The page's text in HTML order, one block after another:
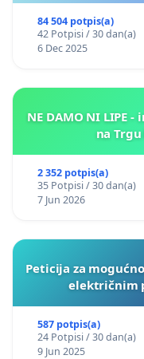
84 504 potpis(a)
42 Potpisi / 30 dan(a)
6 Dec 2025
NE DAMO NI
na Trgu
2 352 potpis(a)
35 Potpisi / 30 dan(a)
7 Jun 2026
Peticija za
električnim
587 potpis(a)
24 Potpisi / 30 dan(a)
9 Jun 2025